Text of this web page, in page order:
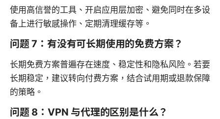
使用高信誉的工具、开启应用层加密、避免同时在多设
备上进行敏感操作、定期清理缓存等。
问题 7：有没有可长期使用的免费方案？
长期免费方案普遍存在速度、稳定性和隐私风险。若要
长期稳定，建议转向付费方案，结合试用期或退款保障
的策略。
问题 8：VPN 与代理的区别是什么？